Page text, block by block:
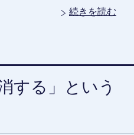
続きを読む
する」という